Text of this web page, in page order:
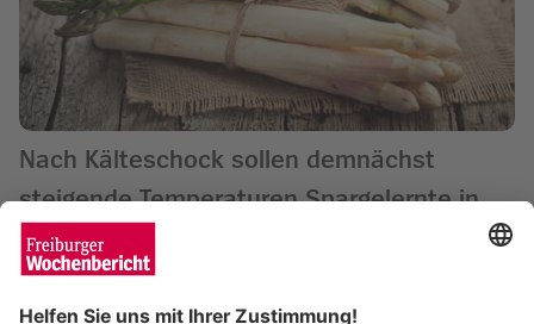
Nach Kälteschock sollen demnächst
steigende Temperaturen Spargelernte in
Schwung bringen